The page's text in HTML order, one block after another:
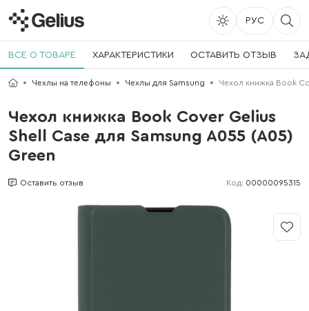
РУС
ВСЕ О ТОВАРЕ ХАРАКТЕРИСТИКИ ОСТАВИТЬ ОТЗЫВ
Чехлы на телефоны Чехлы для Samsung Чехол книжка Book
Чехол книжка Book Cover Gelius
Shell Case для Samsung A055 (A05)
Green
Оставить отзыв Код: 00000095315